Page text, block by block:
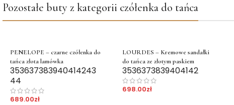
Pozostałe buty z kategorii czółenka do tańca
PENELOPE – czarne czółenka do
tańca złota lamówka
353637383940414243
44
689.00zł
LOURDES – Kremowe sandałki
do tańca ze złotym paskiem
3536373839404142
698.00zł